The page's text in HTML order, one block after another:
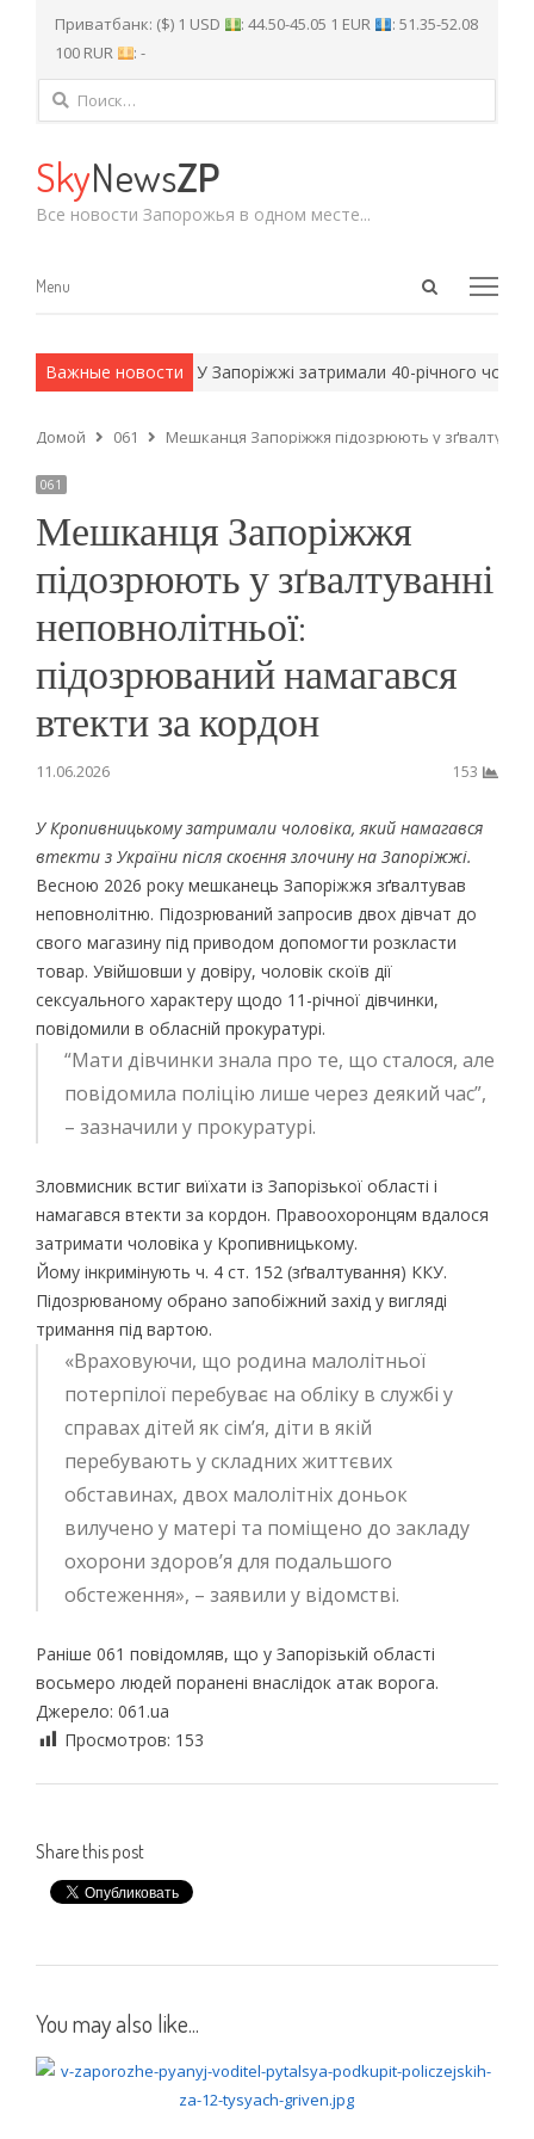
Приватбанк: ($) 1 USD : 44.50-45.05 1 EUR
: 51.35-52.08
100 RUR
: -
Найти:
SkyNewsZP
Все новости Запорожья в одном месте...
Open
Menu
Menu
Важные новости
методы. У Запоріжжі затримали 40-річного
Домой 061 Мешканця Запоріжжя підозрюють у
061
Мешканця Запоріжжя
підозрюють у зґвалтуванні
неповнолітньої:
підозрюваний намагався
втекти за кордон
11.06.2026 153
У Кропивницькому затримали чоловіка, який намагався
втекти з України після скоєння злочину на Запоріжжі.
Весною 2026 року мешканець Запоріжжя зґвалтував
неповнолітню. Підозрюваний запросив двох дівчат до
свого магазину під приводом допомогти розкласти
товар. Увійшовши у довіру, чоловік скоїв дії
сексуального характеру щодо 11-річної дівчинки,
повідомили в обласній прокуратурі.
“Мати дівчинки знала про те, що сталося, але
повідомила поліцію лише через деякий час”,
– зазначили у прокуратурі.
Зловмисник встиг виїхати із Запорізької області і
намагався втекти за кордон. Правоохоронцям вдалося
затримати чоловіка у Кропивницькому.
Йому інкримінують ч. 4 ст. 152 (зґвалтування) ККУ.
Підозрюваному обрано запобіжний захід у вигляді
тримання під вартою.
«Враховуючи, що родина малолітньої
потерпілої перебуває на обліку в службі у
справах дітей як сім’я, діти в якій
перебувають у складних життєвих
обставинах, двох малолітніх доньок
вилучено у матері та поміщено до закладу
охорони здоров’я для подальшого
обстеження», – заявили у відомстві.
Раніше 061 повідомляв, що у Запорізькій області
восьмеро людей поранені внаслідок атак ворога.
Джерело: 061.ua
Просмотров: 153
Share this post
You may also like...